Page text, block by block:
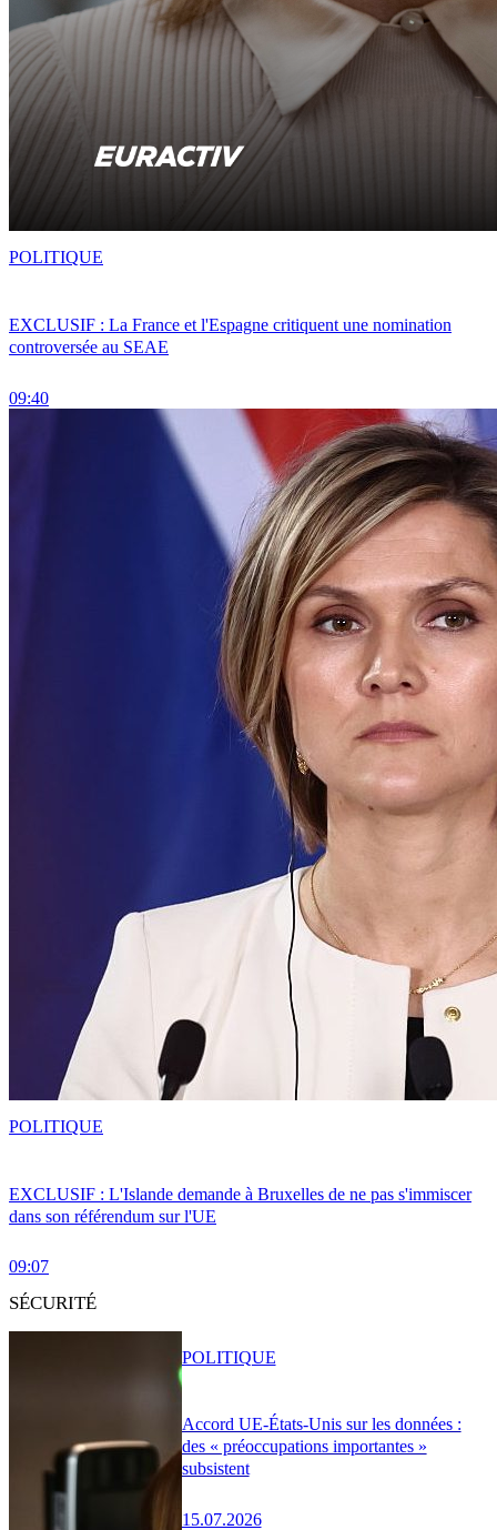
EXCLUSIF : La France et l'Espagne critiquent une nomination
controversée au SEAE
09:40
POLITIQUE
EXCLUSIF : L'Islande demande à Bruxelles de ne pas s'immiscer
dans son référendum sur l'UE
09:07
POLITIQUE
SÉCURITÉ
Accord UE-États-Unis sur les données :
des « préoccupations importantes »
subsistent
15.07.2026
POLITIQUE